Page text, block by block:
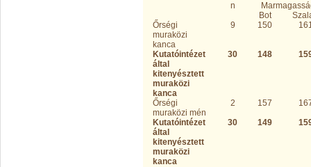
n
Bot
Őrségi
muraközi
kanca
9 150
Kutatóintézet
által
kitenyésztett
muraközi
kanca
30 148
Őrségi
muraközi mén
2 157
Kutatóintézet
által
kitenyésztett
muraközi
kanca
30 149